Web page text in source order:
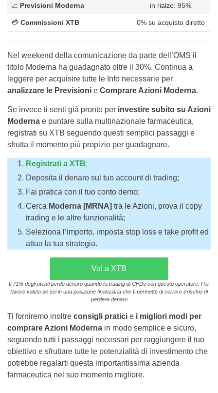
📈 Previsioni Moderna in rialzo: 95%
💳 Commissioni XTB 0% su acquisto diretto
Nel weekend della comunicazione da parte dell’OMS il
titolo Moderna ha guadagnato oltre il 30%. Continua a
leggere per acquisire tutte le Info necessarie per
analizzare le Previsioni e Comprare Azioni Moderna.
Se invece ti senti già pronto per investire subito su Azioni
Moderna e puntare sulla multinazionale farmaceutica,
registrati su XTB seguendo questi semplici passaggi e
sfrutta il momento più propizio per guadagnare.
Registrati a XTB;
Deposita il denaro sul tuo account di trading;
Fai pratica con il tuo conto demo;
Cerca Moderna [MRNA] tra le Azioni, prova il copy
trading e le altre funzionalità;
Seleziona l’importo, imposta stop loss e take profit ed
attua la tua strategia.
Vai a XTB
Il 71% degli utenti perde denaro quando fa trading di CFDs con questo operatore. Per
favore valuta se sei in una posizione finanziaria che ti permette di correre il rischio di
perdere denaro
Ti forniremo inoltre consigli pratici e i migliori modi per
comprare Azioni Moderna in modo semplice e sicuro,
seguendo tutti i passaggi necessari per raggiungere il tuo
obiettivo e sfruttare tutte le potenzialità di investimento che
potrebbe regalarti questa importantissima azienda
farmaceutica nel suo momento migliore.